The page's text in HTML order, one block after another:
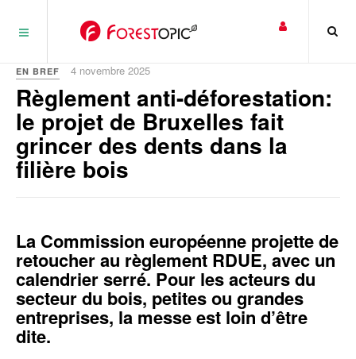
EN BREF 4 novembre 2025
Règlement anti-déforestation:
le projet de Bruxelles fait
grincer des dents dans la
filière bois
La Commission européenne projette de
retoucher au règlement RDUE, avec un
calendrier serré. Pour les acteurs du
secteur du bois, petites ou grandes
entreprises, la messe est loin d’être
dite.